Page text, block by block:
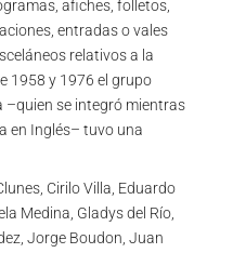
afiches, folletos,
entradas o vales
relativos a la
1958 y 1976 el grupo
–quien se integró mientras
en Inglés– tuvo una
Cirilo Villa, Eduardo
Medina, Gladys del Río,
Jorge Boudon, Juan